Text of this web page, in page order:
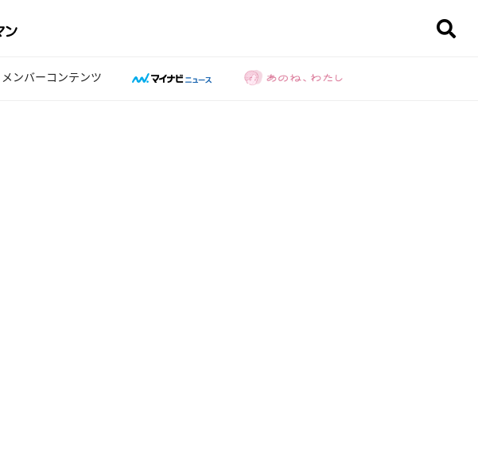
メンバーコンテンツ